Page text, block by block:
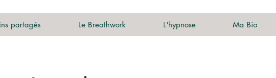
partagés Le Breathwork L'hypnose Ma Bio